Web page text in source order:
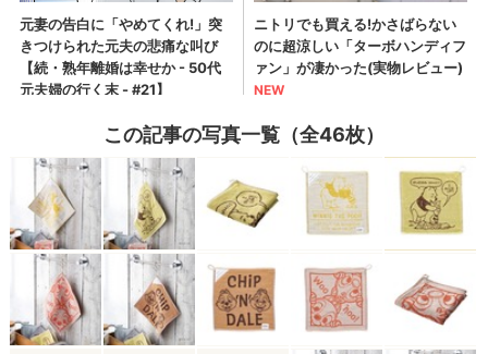
この記事の写真一覧（全46枚）